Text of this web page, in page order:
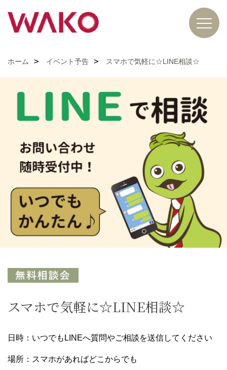
ホーム イベント予告 スマホで気軽に☆LINE相談☆
スマホで気軽に☆LINE相談☆
日時：いつでもLINEへ質問やご相談を送信してください
場所：スマホがあればどこからでも